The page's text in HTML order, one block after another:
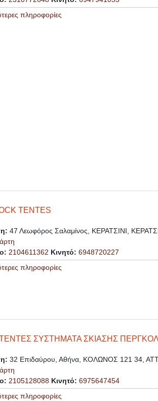
πληροφορίες
TENTES
47 Λεωφόρος Σαλαμίνος, ΚΕΡΑΤΣΙΝΙ,
2104611362 Κινητό: 6948720227
πληροφορίες
ΤΕΝΤΕΣ ΣΥΣΤΗΜΑΤΑ ΣΚΙΑΣΗΣ
32 Επιδαύρου, Αθήνα, ΚΟΛΩΝΟΣ 121 34,
2105128088 Κινητό: 6975647454
πληροφορίες